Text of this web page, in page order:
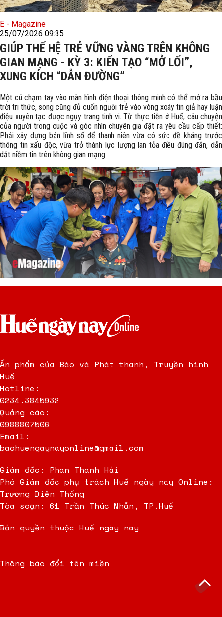
E - Magazine
25/07/2026 09:35
GIÚP THẾ HỆ TRẺ VỮNG VÀNG TRÊN KHÔNG
GIAN MẠNG - KỲ 3: KIẾN TẠO “MỞ LỐI”,
XUNG KÍCH “DẪN ĐƯỜNG”
Một cú chạm tay vào màn hình điện thoại thông minh có thể mở ra bầu
trời tri thức, song cũng đủ cuốn người trẻ vào vòng xoáy tin giả hay luận
điệu xuyên tạc được ngụy trang tinh vi. Từ thực tiễn ở Huế, câu chuyện
của người trong cuộc và góc nhìn chuyên gia đặt ra yêu cầu cấp thiết:
Phải xây dựng bản lĩnh số để thanh niên vừa có sức đề kháng trước
thông tin xấu độc, vừa trở thành lực lượng lan tỏa điều đúng đắn, dẫn
dắt niềm tin trên không gian mạng.
Ấn phẩm của Báo và Phát thanh, Truyền hình
Huế
Hotline:
0234.3845932
Quảng cáo:
0988807506
Email:
baohuengaynayonline@gmail.com
Giám đốc: Phan Thanh Hải
Phó Giám đốc phụ trách Huế ngày nay Online:
Trương Diên Thống
Tòa soạn: 61 Trần Thúc Nhẫn, TP.Huế
Bản quyền thuộc Huế ngày nay
Thông báo đổi tên miền